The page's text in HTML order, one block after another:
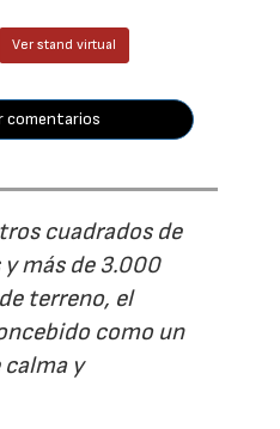
Ver stand virtual
comentarios
cuadrados de
más de 3.000
terreno, el
como un
y